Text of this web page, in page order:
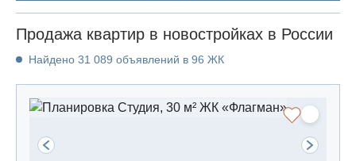
Продажа квартир в новостройках в России
Найдено 31 089 объявлений в 96 ЖК